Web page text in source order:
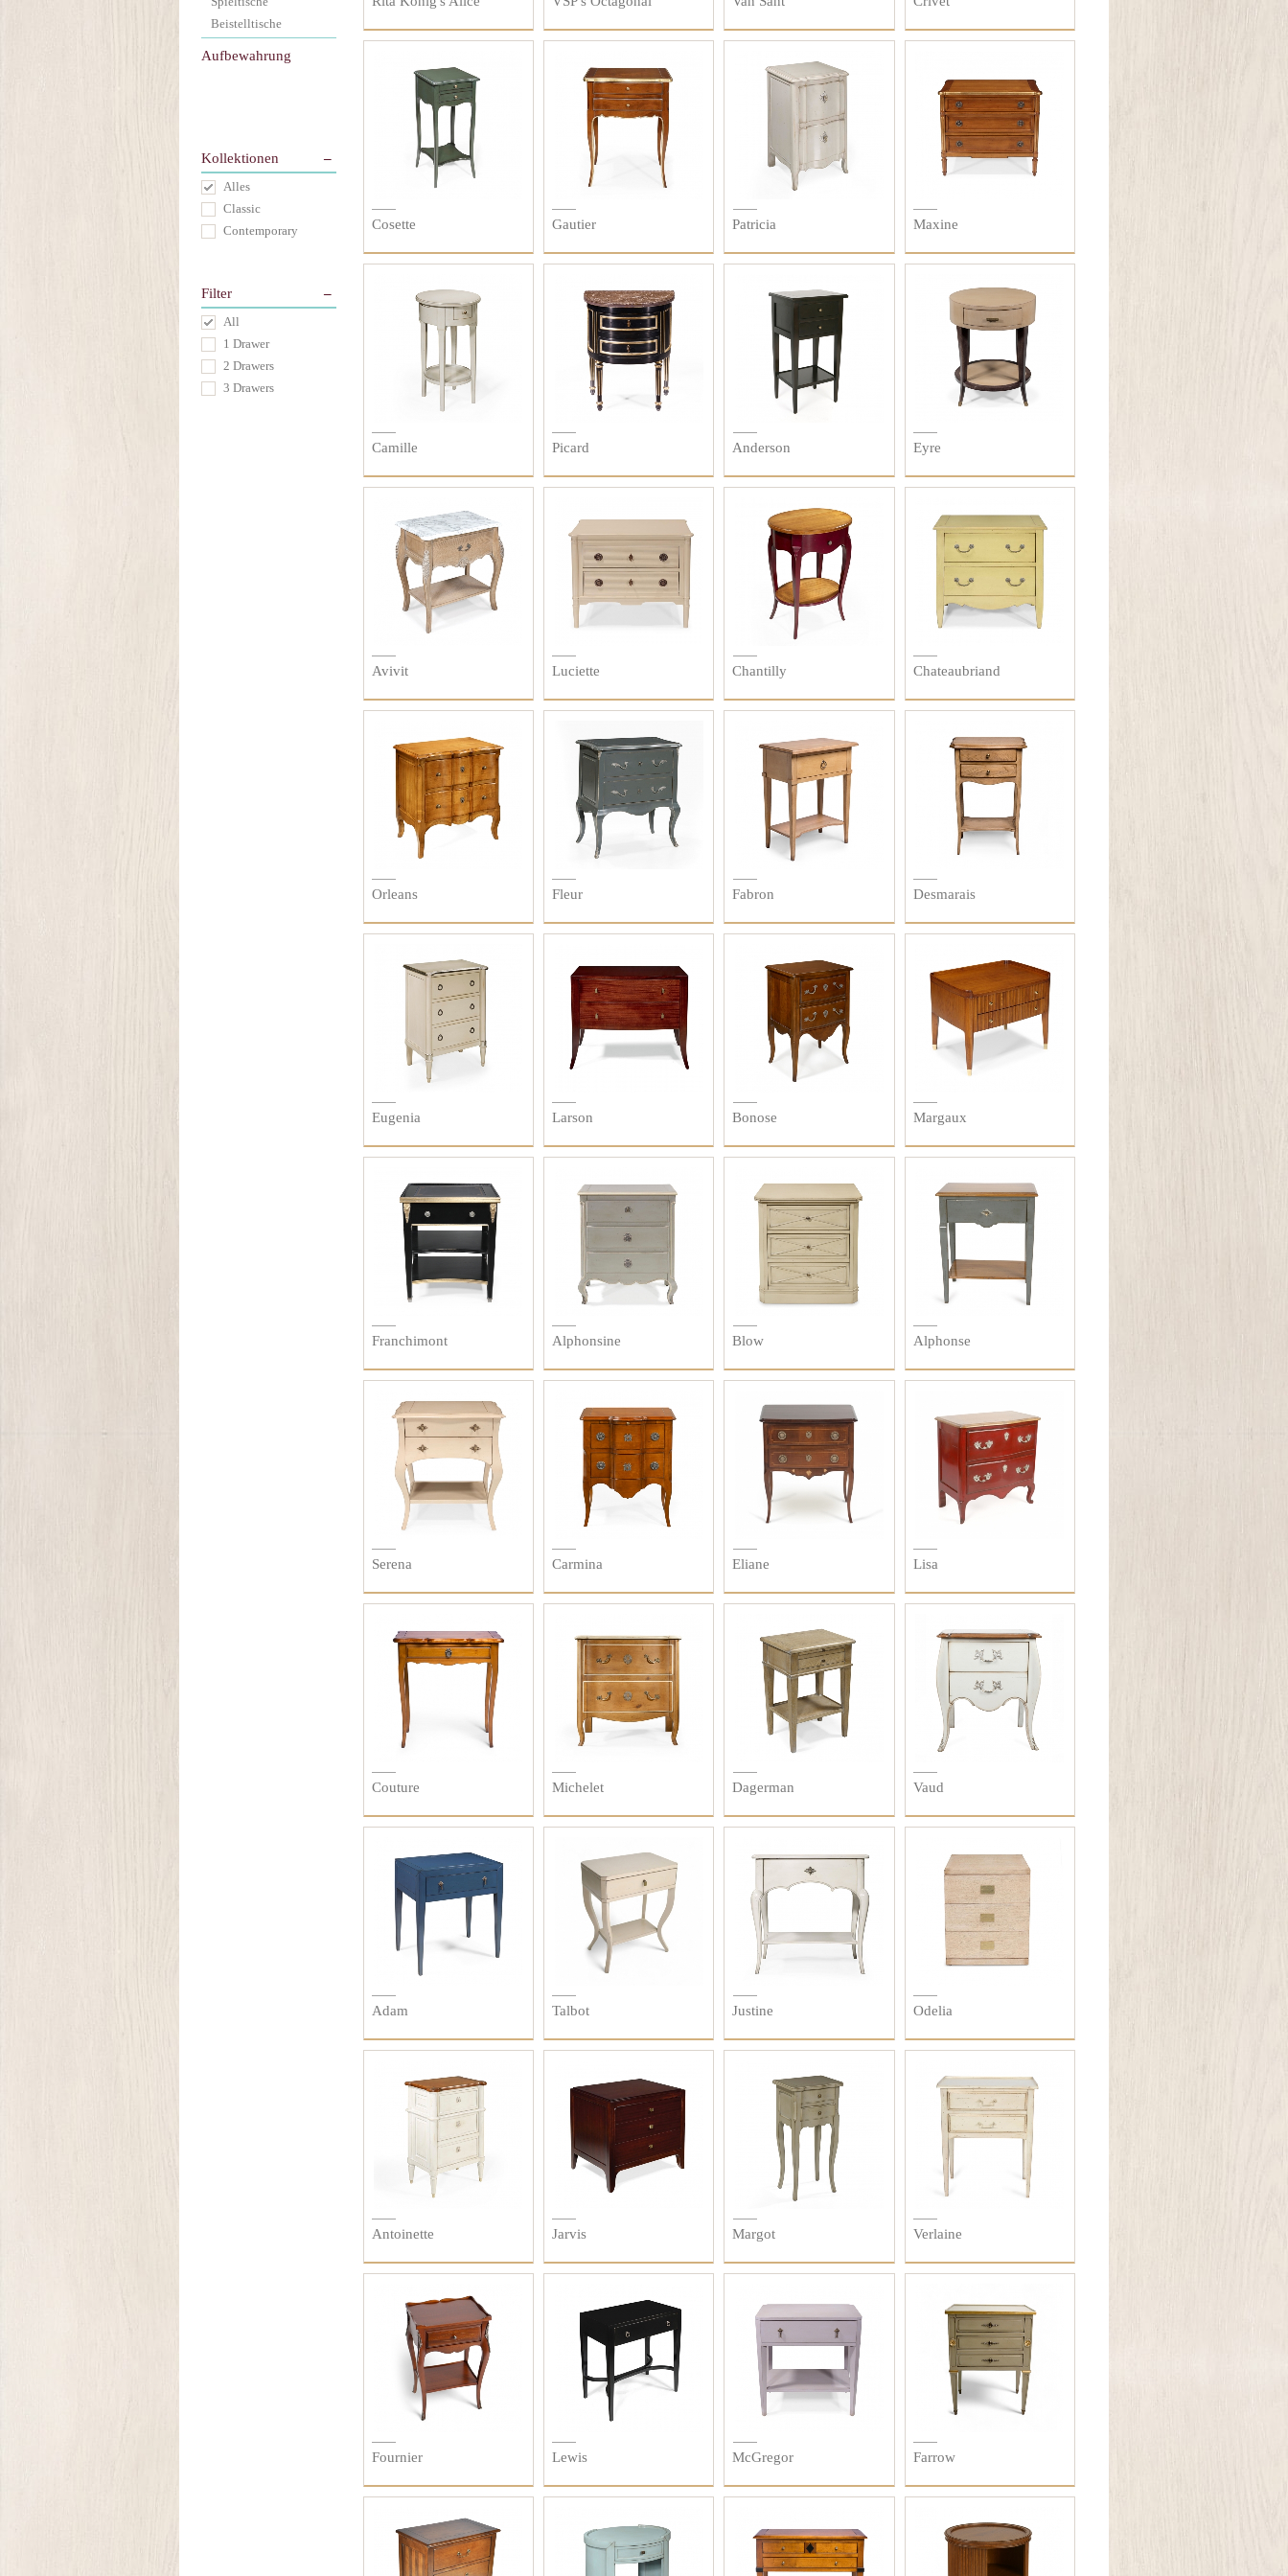
Beistelltische
Aufbewahrung
Kollektionen
Alles
Classic
Contemporary
Filter
All
1 Drawer
2 Drawers
3 Drawers
Cosette Gautier Patricia Maxine
Camille Picard Anderson Eyre
Avivit Luciette Chantilly Chateaubriand
Orleans Fleur Fabron Desmarais
Eugenia Larson Bonose Margaux
Franchimont Alphonsine Blow Alphonse
Serena Carmina Eliane Lisa
Couture Michelet Dagerman Vaud
Adam Talbot Justine Odelia
Antoinette Jarvis Margot Verlaine
Fournier Lewis McGregor Farrow